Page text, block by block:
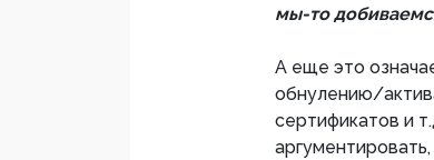
мы-то
А еще это
обнулению/
сертификатов и